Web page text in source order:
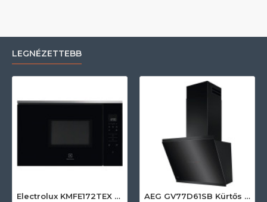
LEGNÉZETTEBB
Electrolux KMFE172TEX Felsőszekrénybe építhető mikrohullámú sütő
AEG GV77D61SB Kürtős páraelszívó